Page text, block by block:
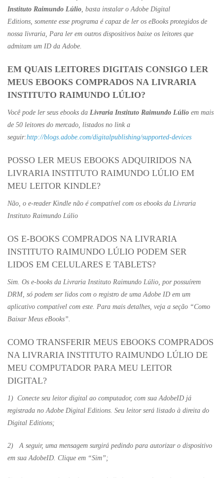
Instituto Raimundo Lúlio, basta instalar o Adobe Digital
Editions, somente esse programa é capaz de ler os eBooks protegidos de
nossa livraria, Para ler em outros dispositivos baixe os leitores que
admitam um ID da Adobe.
EM QUAIS LEITORES DIGITAIS CONSIGO LER
MEUS EBOOKS COMPRADOS NA LIVRARIA
INSTITUTO RAIMUNDO LÚLIO?
Você pode ler seus ebooks da Livraria Instituto Raimundo Lúlio em mais
de 50 leitores do mercado, listados no link a
seguir:http://blogs.adobe.com/digitalpublishing/supported-devices
POSSO LER MEUS EBOOKS ADQUIRIDOS NA
LIVRARIA INSTITUTO RAIMUNDO LÚLIO EM
MEU LEITOR KINDLE?
Não, o e-reader Kindle não é compatível com os ebooks da Livraria
Instituto Raimundo Lúlio
OS E-BOOKS COMPRADOS NA LIVRARIA
INSTITUTO RAIMUNDO LÚLIO PODEM SER
LIDOS EM CELULARES E TABLETS?
Sim. Os e-books da Livraria Instituto Raimundo Lúlio, por possuírem
DRM, só podem ser lidos com o registro de uma Adobe ID em um
aplicativo compatível com este. Para mais detalhes, veja a seção “Como
Baixar Meus eBooks”.
COMO TRANSFERIR MEUS EBOOKS COMPRADOS
NA LIVRARIA INSTITUTO RAIMUNDO LÚLIO DE
MEU COMPUTADOR PARA MEU LEITOR
DIGITAL?
1) Conecte seu leitor digital ao computador, com sua AdobeID já
registrada no Adobe Digital Editions. Seu leitor será listado à direita do
Digital Editions;
2) A seguir, uma mensagem surgirá pedindo para autorizar o dispositivo
em sua AdobeID. Clique em “Sim”;